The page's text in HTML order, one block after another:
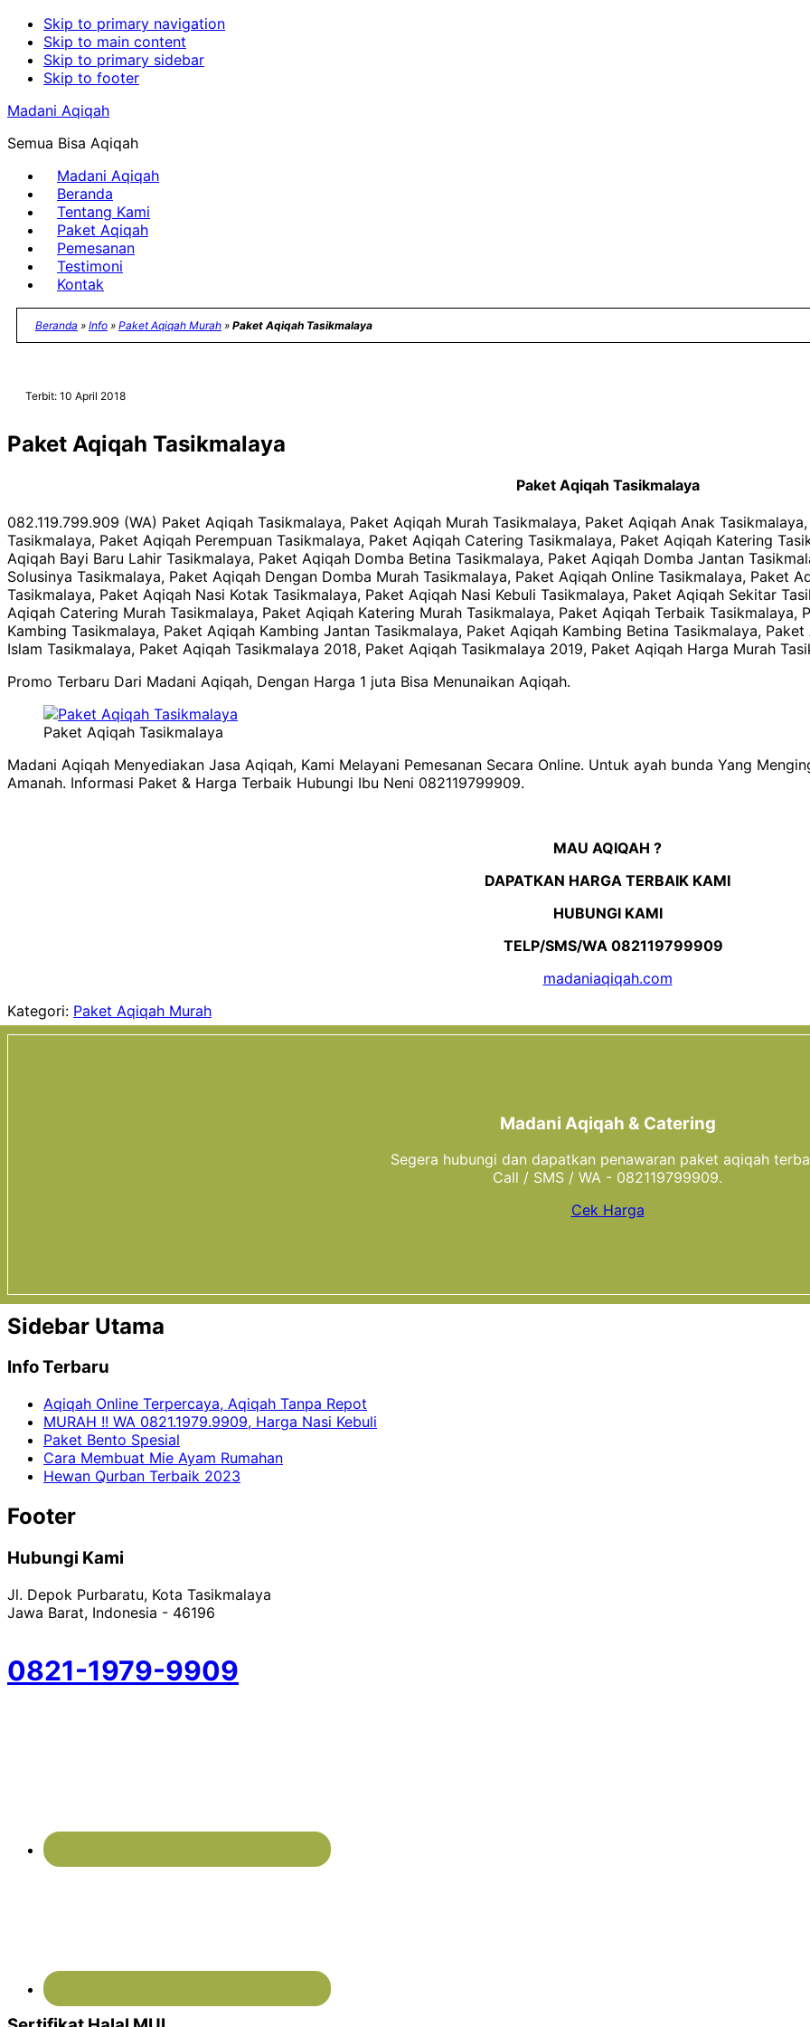
Skip to primary navigation
Skip to main content
Skip to primary sidebar
Skip to footer
Madani Aqiqah
Semua Bisa Aqiqah
Madani Aqiqah
Beranda
Tentang Kami
Paket Aqiqah
Pemesanan
Testimoni
Kontak
Beranda » Info » Paket Aqiqah Murah » Paket Aqiqah Tasikmalaya
Terbit: 10 April 2018
Paket Aqiqah Tasikmalaya
Paket Aqiqah Tasikmalaya
082.119.799.909 (WA) Paket Aqiqah Tasikmalaya, Paket Aqiqah Murah Tasikmalaya, Paket Aqiqah Anak
Tasikmalaya, Paket Aqiqah Perempuan Tasikmalaya, Paket Aqiqah Catering Tasikmalaya, Paket Aqiqah Katering
Aqiqah Bayi Baru Lahir Tasikmalaya, Paket Aqiqah Domba Betina Tasikmalaya, Paket Aqiqah Domba Jantan
Solusinya Tasikmalaya, Paket Aqiqah Dengan Domba Murah Tasikmalaya, Paket Aqiqah Online Tasikmalaya, Paket
Tasikmalaya, Paket Aqiqah Nasi Kotak Tasikmalaya, Paket Aqiqah Nasi Kebuli Tasikmalaya, Paket Aqiqah Sekitar
Aqiqah Catering Murah Tasikmalaya, Paket Aqiqah Katering Murah Tasikmalaya, Paket Aqiqah Terbaik Tasikmalaya,
Kambing Tasikmalaya, Paket Aqiqah Kambing Jantan Tasikmalaya, Paket Aqiqah Kambing Betina Tasikmalaya,
Islam Tasikmalaya, Paket Aqiqah Tasikmalaya 2018, Paket Aqiqah Tasikmalaya 2019, Paket Aqiqah Harga Murah
Promo Terbaru Dari Madani Aqiqah, Dengan Harga 1 juta Bisa Menunaikan Aqiqah.
Paket Aqiqah Tasikmalaya
Madani Aqiqah Menyediakan Jasa Aqiqah, Kami Melayani Pemesanan Secara Online. Untuk ayah bunda Yang
Amanah. Informasi Paket & Harga Terbaik Hubungi Ibu Neni 082119799909.
MAU AQIQAH ?
DAPATKAN HARGA TERBAIK KAMI
HUBUNGI KAMI
TELP/SMS/WA 082119799909
madaniaqiqah.com
Kategori: Paket Aqiqah Murah
Madani Aqiqah & Catering
Segera hubungi dan dapatkan penawaran paket aqiqah
Call / SMS / WA - 082119799909.
Cek Harga
Sidebar Utama
Info Terbaru
Aqiqah Online Terpercaya, Aqiqah Tanpa Repot
MURAH !! WA 0821.1979.9909, Harga Nasi Kebuli
Paket Bento Spesial
Cara Membuat Mie Ayam Rumahan
Hewan Qurban Terbaik 2023
Footer
Hubungi Kami
Jl. Depok Purbaratu, Kota Tasikmalaya
Jawa Barat, Indonesia - 46196
0821-1979-9909